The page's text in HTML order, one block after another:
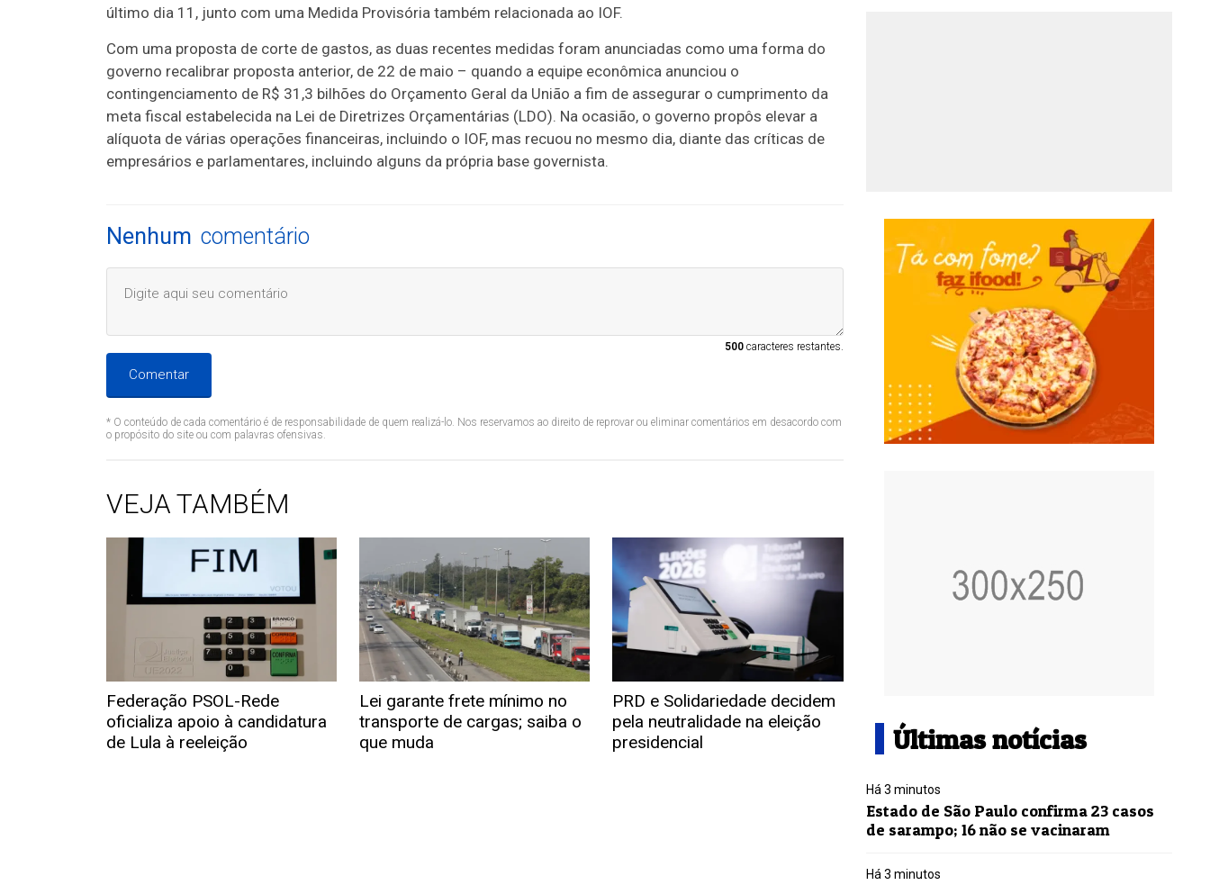
último dia 11, junto com uma Medida Provisória também relacionada ao IOF.
Com uma proposta de corte de gastos, as duas recentes medidas foram anunciadas como uma forma do
governo recalibrar proposta anterior, de 22 de maio – quando a equipe econômica anunciou o
contingenciamento de R$ 31,3 bilhões do Orçamento Geral da União a fim de assegurar o cumprimento da
meta fiscal estabelecida na Lei de Diretrizes Orçamentárias (LDO). Na ocasião, o governo propôs elevar a
alíquota de várias operações financeiras, incluindo o IOF, mas recuou no mesmo dia, diante das críticas de
empresários e parlamentares, incluindo alguns da própria base governista.
Nenhum comentário
500caracteres restantes.
Comentar
* O conteúdo de cada comentário é de responsabilidade de quem realizá-lo. Nos reservamos ao direito de reprovar ou eliminar comentários em desacordo com
o propósito do site ou com palavras ofensivas.
VEJA TAMBÉM
Federação PSOL-Rede
oficializa apoio à candidatura
de Lula à reeleição
Lei garante frete mínimo no
transporte de cargas; saiba o
que muda
PRD e Solidariedade decidem
pela neutralidade na eleição
presidencial
Últimas notícias
Há 3 minutos
Estado de São Paulo confirma 23 casos
de sarampo; 16 não se vacinaram
Há 3 minutos